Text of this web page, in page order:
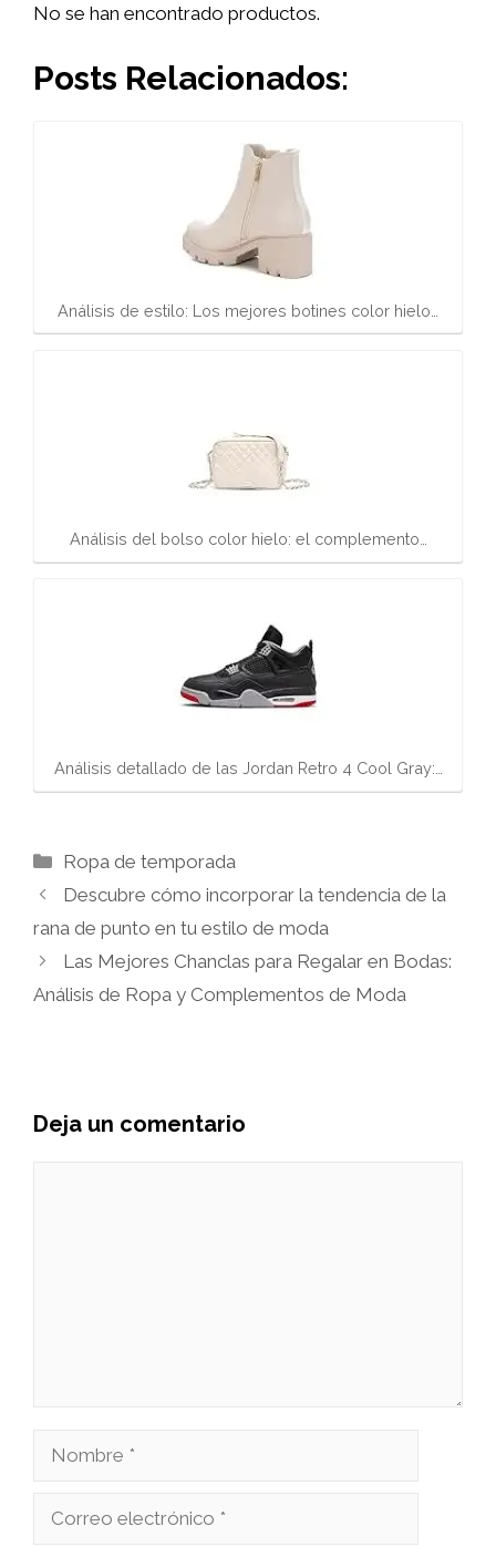
No se han encontrado productos.
Posts Relacionados:
Análisis de estilo: Los mejores botines color hielo…
Análisis del bolso color hielo: el complemento…
Análisis detallado de las Jordan Retro 4 Cool Gray:…
Categorías
Ropa de temporada
Descubre cómo incorporar la tendencia de la
rana de punto en tu estilo de moda
Las Mejores Chanclas para Regalar en Bodas:
Análisis de Ropa y Complementos de Moda
Deja un comentario
Nombre
Correo